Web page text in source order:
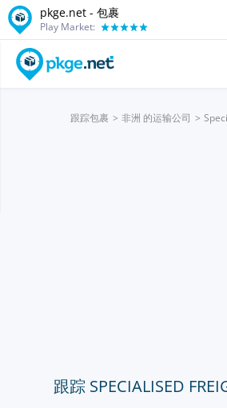
pkge.net - 包裹
Play Market:
跟踪包裹 非洲 的运输公司
跟踪 SPECIALISED